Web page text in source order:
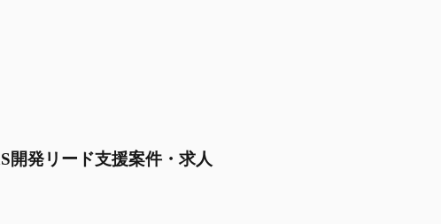
開発リード支援案件・求人